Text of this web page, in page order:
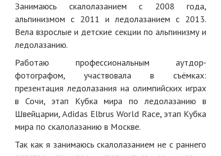
Занимаюсь скалолазанием с 2008 года,
альпинизмом с 2011 и ледолазанием с 2013.
Вела взрослые и детские секции по альпинизму и
ледолазанию.
Работаю профессиональным аутдор-
фотографом, участвовала в съёмках:
презентация ледолазания на олимпийских играх
в Сочи, этап Кубка мира по ледолазанию в
Швейцарии, Adidas Elbrus World Race, этап Кубка
мира по скалолазанию в Москве.
Так как я занимаюсь скалолазанием не с раннего